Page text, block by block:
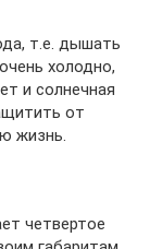
т.е. дышать
холодно,
и солнечная
от
жизнь.
четвертое